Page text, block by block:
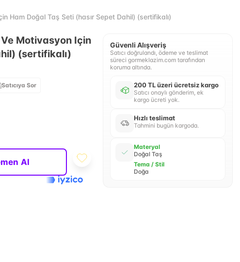
Ham Doğal Taş Seti (hasır Sepet Dahil) (sertifikalı)
Motivasyon Için
(sertifikalı)
Satıcıya Sor
Al
Güvenli Alışveriş
Satıcı doğrulandı, ödeme ve teslimat
süreci gormeklazim.com tarafından
koruma altında.
200 TL üzeri ücretsiz kargo
Satıcı onaylı gönderim, ek
kargo ücreti yok.
Hızlı teslimat
Tahmini bugün kargoda.
Materyal
Doğal Taş
Tema / Stil
Doğa